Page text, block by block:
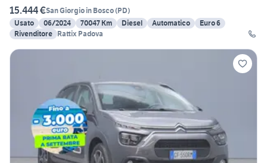
15.444 €San Giorgio in Bosco(PD)
Usato
06/2024 70047 Km Diesel Automatico
Euro 6
Rivenditore Rattix Padova